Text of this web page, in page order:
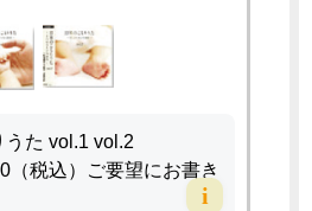
うた vol.1 vol.2
（税込）ご要望にお書き
i